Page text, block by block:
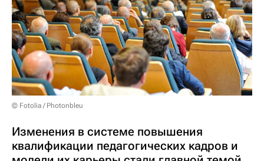
© Fotolia / Photonbleu
Изменения в системе повышения
квалификации педагогических кадров и